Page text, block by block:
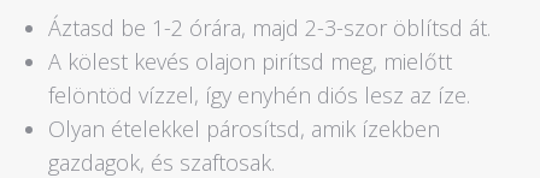
Áztasd be 1-2 órára, majd 2-3-szor öblítsd át.
A kölest kevés olajon pirítsd meg, mielőtt
felöntöd vízzel, így enyhén diós lesz az íze.
Olyan ételekkel párosítsd, amik ízekben
gazdagok, és szaftosak.